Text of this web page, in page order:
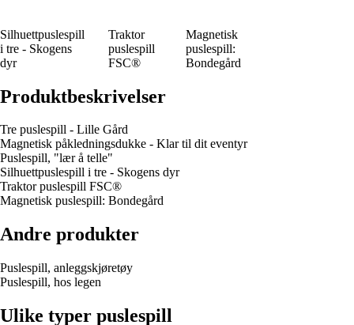
Silhuettpuslespill
i tre - Skogens
dyr
Traktor
puslespill
FSC®
Magnetisk
puslespill:
Bondegård
Produktbeskrivelser
Tre puslespill - Lille Gård
Magnetisk påkledningsdukke - Klar til dit eventyr
Puslespill, "lær å telle"
Silhuettpuslespill i tre - Skogens dyr
Traktor puslespill FSC®
Magnetisk puslespill: Bondegård
Andre produkter
Puslespill, anleggskjøretøy
Puslespill, hos legen
Ulike typer puslespill